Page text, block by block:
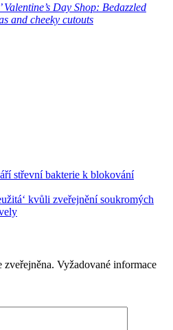
Valentine’s Day Shop: Bedazzled
and cheeky cutouts
střevní bakterie k blokování
kvůli zveřejnění soukromých
zveřejněna. Vyžadované informace